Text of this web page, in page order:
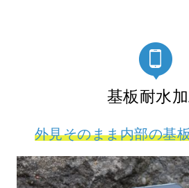
基板耐水
外見そのまま内部の基